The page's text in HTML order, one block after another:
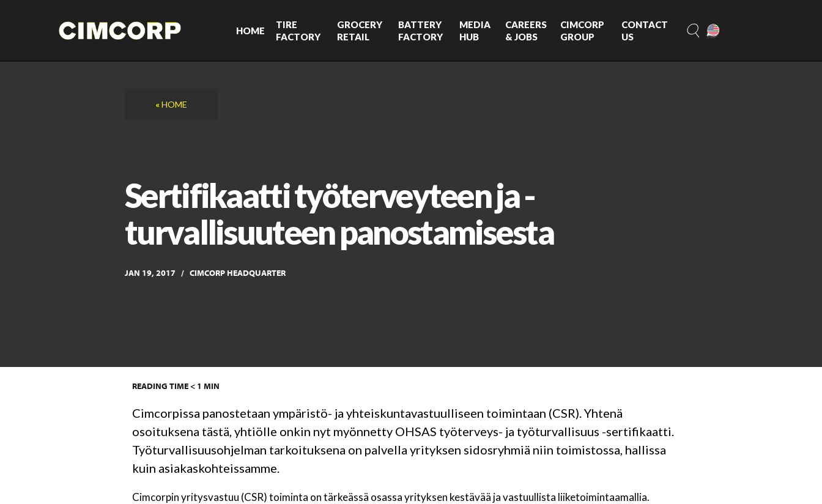
HOME
TIRE
FACTORY
GROCERY
RETAIL
BATTERY
FACTORY
MEDIA
HUB
CAREERS
& JOBS
CIMCORP
GROUP
CONTACT
US
« HOME
Sertifikaatti työterveyteen ja -
turvallisuuteen panostamisesta
JAN 19, 2017 CIMCORP HEADQUARTER
READING TIME< 1 MIN
Cimcorpissa panostetaan ympäristö- ja yhteiskuntavastuulliseen toimintaan (CSR). Yhtenä
osoituksena tästä, yhtiölle onkin nyt myönnetty OHSAS työterveys- ja työturvallisuus -sertifikaatti.
Työturvallisuusohjelman tarkoituksena on palvella yrityksen sidosryhmiä niin toimistossa, hallissa
kuin asiakaskohteissamme.
Cimcorpin yritysvastuu (CSR) toiminta on tärkeässä osassa yrityksen kestävää ja vastuullista liiketoimintaamallia.